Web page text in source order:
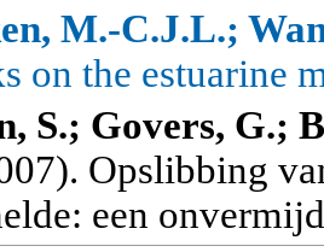
M.-C.J.L.;
on the estuarine
S.; Govers, G.;
Opslibbing
een